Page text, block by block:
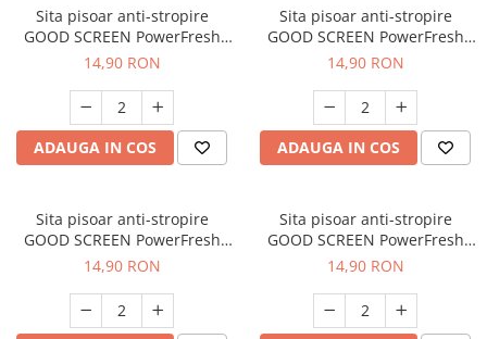
Site Pisoar
Sita pisoar anti-stropire
GOOD SCREEN PowerFresh
30+, Melon
14,90 RON
ADAUGA IN COS
Sita pisoar anti-stropire
GOOD SCREEN PowerFresh
30+, Purple Berry
14,90 RON
ADAUGA IN COS
Sita pisoar anti-stropire
GOOD SCREEN PowerFresh
30+, Green Apple
14,90 RON
Sita pisoar anti-stropire
GOOD SCREEN PowerFresh
30+, Fresh Breeze
14,90 RON